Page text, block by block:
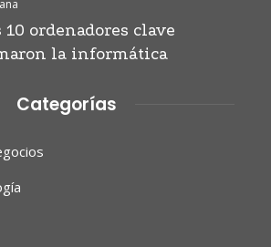
10 ordenadores clave
la informática
Categorías